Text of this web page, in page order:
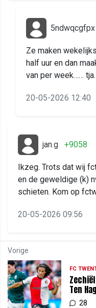
5ndwqcgfpx
Ze maken
half uur en dan
van per week……
20-05-2026 12:40
jan.g +9058
Ikzeg. Trots dat wij
en de geweldige (k)
schieten. Kom op
20-05-2026 09:56
Vorige
FC
Ten
28